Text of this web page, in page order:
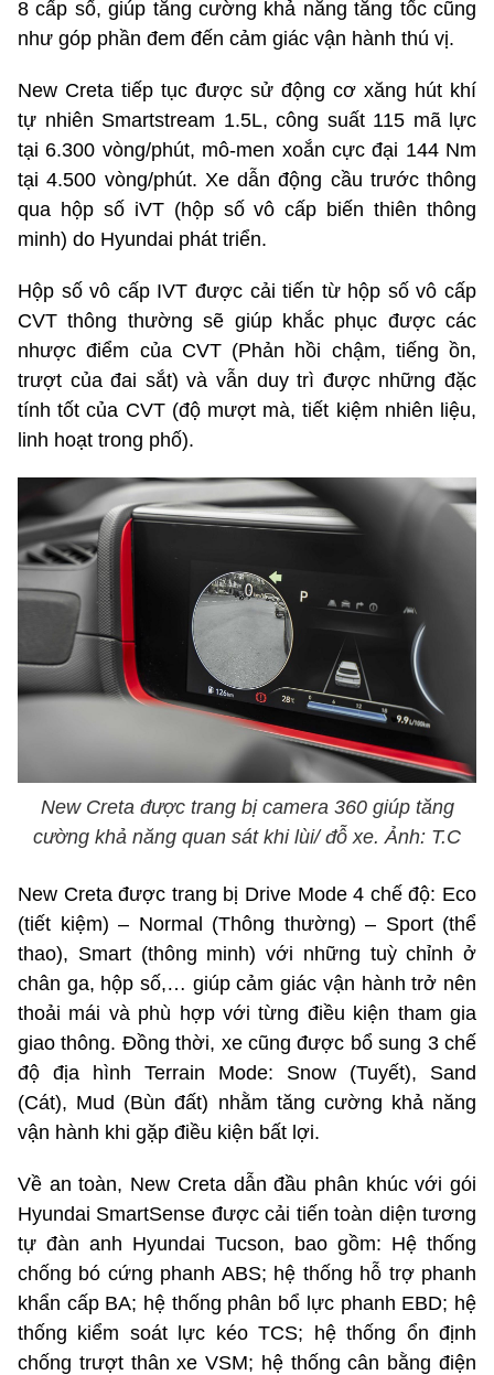
8 cấp số, giúp tăng cường khả năng tăng tốc cũng
như góp phần đem đến cảm giác vận hành thú vị.
New Creta tiếp tục được sử động cơ xăng hút khí
tự nhiên Smartstream 1.5L, công suất 115 mã lực
tại 6.300 vòng/phút, mô-men xoắn cực đại 144 Nm
tại 4.500 vòng/phút. Xe dẫn động cầu trước thông
qua hộp số iVT (hộp số vô cấp biến thiên thông
minh) do Hyundai phát triển.
Hộp số vô cấp IVT được cải tiến từ hộp số vô cấp
CVT thông thường sẽ giúp khắc phục được các
nhược điểm của CVT (Phản hồi chậm, tiếng ồn,
trượt của đai sắt) và vẫn duy trì được những đặc
tính tốt của CVT (độ mượt mà, tiết kiệm nhiên liệu,
linh hoạt trong phố).
New Creta được trang bị camera 360 giúp tăng
cường khả năng quan sát khi lùi/ đỗ xe. Ảnh: T.C
New Creta được trang bị Drive Mode 4 chế độ: Eco
(tiết kiệm) – Normal (Thông thường) – Sport (thể
thao), Smart (thông minh) với những tuỳ chỉnh ở
chân ga, hộp số,… giúp cảm giác vận hành trở nên
thoải mái và phù hợp với từng điều kiện tham gia
giao thông. Đồng thời, xe cũng được bổ sung 3 chế
độ địa hình Terrain Mode: Snow (Tuyết), Sand
(Cát), Mud (Bùn đất) nhằm tăng cường khả năng
vận hành khi gặp điều kiện bất lợi.
Về an toàn, New Creta dẫn đầu phân khúc với gói
Hyundai SmartSense được cải tiến toàn diện tương
tự đàn anh Hyundai Tucson, bao gồm: Hệ thống
chống bó cứng phanh ABS; hệ thống hỗ trợ phanh
khẩn cấp BA; hệ thống phân bổ lực phanh EBD; hệ
thống kiểm soát lực kéo TCS; hệ thống ổn định
chống trượt thân xe VSM; hệ thống cân bằng điện